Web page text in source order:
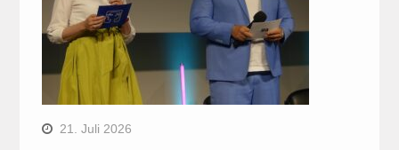
21. Juli 2026